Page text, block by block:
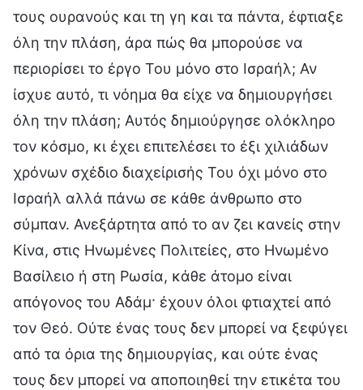
τους ουρανούς και τη γη και τα πάντα, έφτιαξε
όλη την πλάση, άρα πώς θα μπορούσε να
περιορίσει το έργο Του μόνο στο Ισραήλ; Αν
ίσχυε αυτό, τι νόημα θα είχε να δημιουργήσει
όλη την πλάση; Αυτός δημιούργησε ολόκληρο
τον κόσμο, κι έχει επιτελέσει το έξι χιλιάδων
χρόνων σχέδιο διαχείρισής Του όχι μόνο στο
Ισραήλ αλλά πάνω σε κάθε άνθρωπο στο
σύμπαν. Ανεξάρτητα από το αν ζει κανείς στην
Κίνα, στις Ηνωμένες Πολιτείες, στο Ηνωμένο
Βασίλειο ή στη Ρωσία, κάθε άτομο είναι
απόγονος του Αδάμ· έχουν όλοι φτιαχτεί από
τον Θεό. Ούτε ένας τους δεν μπορεί να ξεφύγει
από τα όρια της δημιουργίας, και ούτε ένας
τους δεν μπορεί να αποποιηθεί την ετικέτα του